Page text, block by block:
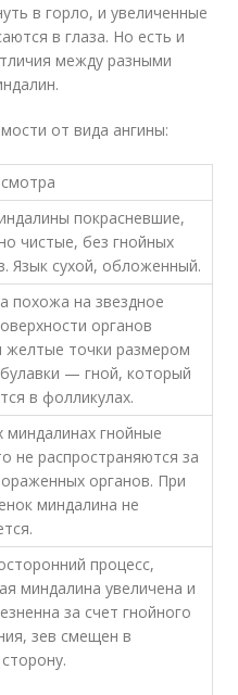
в горло, и увеличенные
в глаза. Но есть и
между разными
от вида ангины:
покрасневшие,
чистые, без гнойных
Язык сухой, обложенный.
похожа на звездное
органов
желтые точки размером
булавки — гной, который
в фолликулах.
миндалинах гнойные
не распространяются за
органов. При
миндалина не
процесс,
миндалина увеличена и
за счет гнойного
зев смещен в